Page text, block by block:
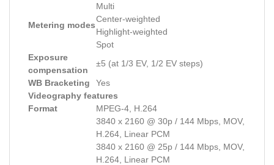
Metering modes
Multi
Center-weighted
Highlight-weighted
Spot
Exposure
compensation
±5 (at 1/3 EV, 1/2 EV steps)
WB Bracketing
Yes
Videography features
Format
MPEG-4, H.264
3840 x 2160 @ 30p / 144 Mbps, MOV,
H.264, Linear PCM
3840 x 2160 @ 25p / 144 Mbps, MOV,
H.264, Linear PCM